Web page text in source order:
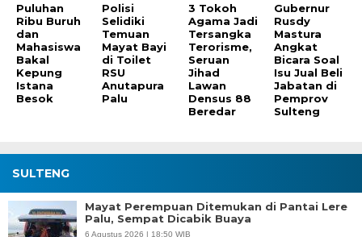
Puluhan
Ribu Buruh
dan
Mahasiswa
Bakal
Kepung
Istana
Besok
Polisi
Selidiki
Temuan
Mayat Bayi
di Toilet
RSU
Anutapura
Palu
3 Tokoh
Agama Jadi
Tersangka
Terorisme,
Seruan
Jihad
Lawan
Densus 88
Beredar
Gubernur
Rusdy
Mastura
Angkat
Bicara Soal
Isu Jual Beli
Jabatan di
Pemprov
Sulteng
SULTENG
Mayat Perempuan Ditemukan di Pantai Lere
Palu, Sempat Dicabik Buaya
6 Agustus 2026 | 18:50 WIB